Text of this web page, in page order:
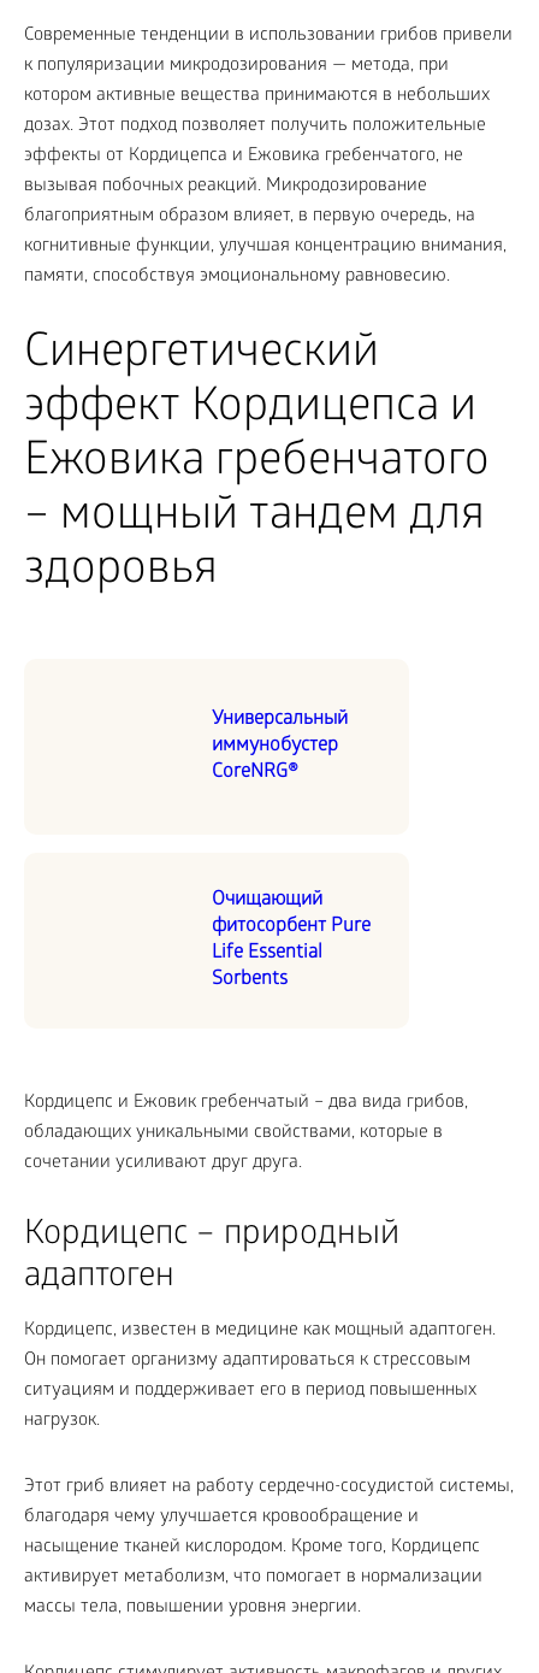
Современные тенденции в использовании грибов привели
к популяризации микродозирования — метода, при
котором активные вещества принимаются в небольших
дозах. Этот подход позволяет получить положительные
эффекты от Кордицепса и Ежовика гребенчатого, не
вызывая побочных реакций. Микродозирование
благоприятным образом влияет, в первую очередь, на
когнитивные функции, улучшая концентрацию внимания,
памяти, способствуя эмоциональному равновесию.
Синергетический
эффект Кордицепса и
Ежовика гребенчатого
– мощный тандем для
здоровья
Универсальный
иммунобустер
CoreNRG®
Очищающий
фитосорбент Pure
Life Essential
Sorbents
Кордицепс и Ежовик гребенчатый – два вида грибов,
обладающих уникальными свойствами, которые в
сочетании усиливают друг друга.
Кордицепс – природный
адаптоген
Кордицепс, известен в медицине как мощный адаптоген.
Он помогает организму адаптироваться к стрессовым
ситуациям и поддерживает его в период повышенных
нагрузок.
Этот гриб влияет на работу сердечно-сосудистой системы,
благодаря чему улучшается кровообращение и
насыщение тканей кислородом. Кроме того, Кордицепс
активирует метаболизм, что помогает в нормализации
массы тела, повышении уровня энергии.